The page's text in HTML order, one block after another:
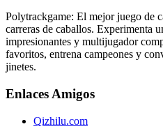
Polytrackgame: El mejor juego de
carreras de caballos. Experimenta
impresionantes y multijugador
favoritos, entrena campeones y
jinetes.
Enlaces Amigos
Qizhilu.com